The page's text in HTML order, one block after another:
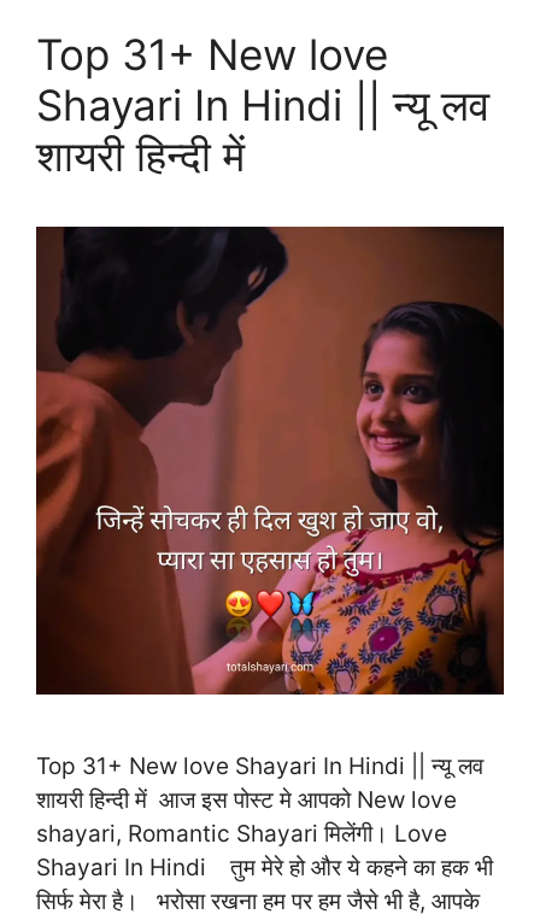
Top 31+ New love
Shayari In Hindi || न्यू लव
शायरी हिन्दी में
Top 31+ New love Shayari In Hindi || न्यू लव
शायरी हिन्दी में आज इस पोस्ट मे आपको New love
shayari, Romantic Shayari मिलेंगी। Love
Shayari In Hindi तुम मेरे हो और ये कहने का हक भी
सिर्फ मेरा है। भरोसा रखना हम पर हम जैसे भी है, आपके